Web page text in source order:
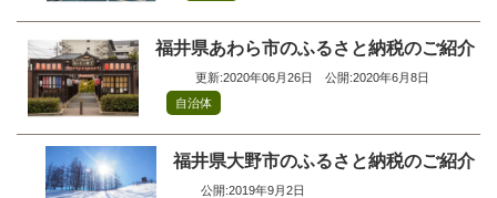
福井県あわら市のふるさと納税のご紹介
更新:2020年06月26日
公開:2020年6月8日
自治体
福井県大野市のふるさと納税のご紹介
公開:2019年9月2日